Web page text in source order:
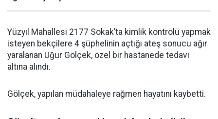
Yüzyıl Mahallesi 2177 Sokak’ta kimlik kontrolü yapmak
isteyen bekçilere 4 şüphelinin açtığı ateş sonucu ağır
yaralanan Uğur Gölçek, özel bir hastanede tedavi
altına alındı.
Gölçek, yapılan müdahaleye rağmen hayatını kaybetti.